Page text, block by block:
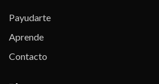
Payudarte
Aprende
Contacto